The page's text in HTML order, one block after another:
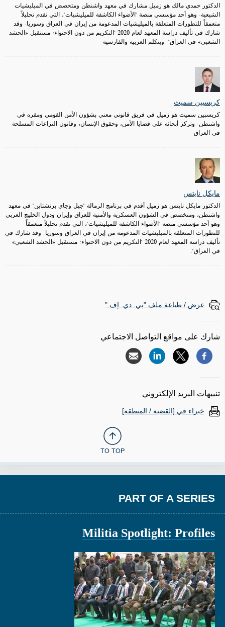
الدكتور حمدي مالك هو زميل مشارك في معهد واشنطن ومتخصص في الميليشيات
الشيعية. وهو أحد مؤسسي منصة "الأضواء الكاشفة للميليشيات"، التي تقدم تحليلاً
متعمقاً للتطورات المتعلقة بالميليشيات المدعومة من إيران في العراق وسوريا. وقد
شارك في تأليف دراسة المعهد لعام 2020 "التكريم من دون الاحتواء: مستقبل «الحشد
الشعبي» في العراق". ويتكلم العربية والفارسية.
كريسبين سميث
كريسبين سميث هو زميل في فريق قانوني معني بشؤون الأمن القومي ومقره في
واشنطن. وتركز أبحاثه على قضايا الأمن، وحقوق الإنسان، وقانون النزاعات المسلحة
في العراق.
مايكل نايتس
الدكتور مايكل نايتس هو زميل أقدم في برنامج الزمالة "جيل وجاي برنشتاين" في معهد
واشنطن، ومتخصص في الشؤون العسكرية والأمنية للعراق وإيران ودول الخليج العربي
وهو أحد مؤسسي منصة "الأضواء الكاشفة للميليشيات"، التي تقدم تحليلاً متعمقاً
للتطورات المتعلقة بالميليشيات المدعومة من إيران في العراق وسوريا. وقد شارك في
تأليف دراسة المعهد لعام 2020 "التكريم من دون الاحتواء: مستقبل «الحشد الشعبي»
في العراق".
عرض / طباعة ملف "پي. دي. إف."
شارك على مواقع التواصل الاجتماعي
تنبيهات البريد الإلكتروني
خبراء في [القضية / المنطقة]
TO TOP
PART OF A SERIES
Militia Spotlight: Profiles